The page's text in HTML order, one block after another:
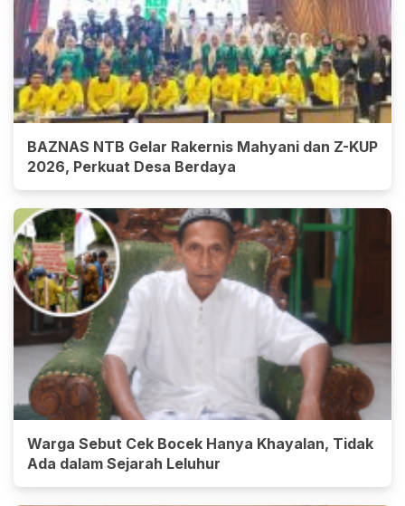
BAZNAS NTB Gelar Rakernis Mahyani dan Z-KUP
2026, Perkuat Desa Berdaya
Warga Sebut Cek Bocek Hanya Khayalan, Tidak
Ada dalam Sejarah Leluhur